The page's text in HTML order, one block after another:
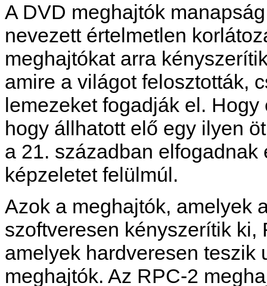
A DVD meghajtók
nevezett értelmetlen
meghajtókat arra
amire a világot felosztották,
lemezeket fogadják el.
hogy állhatott elő egy ilyen
a 21. században
képzeletet felülmúl.
Azok a meghajtók, amelyek
szoftveresen kényszerítik
amelyek hardveresen teszik
meghajtók. Az RPC-2